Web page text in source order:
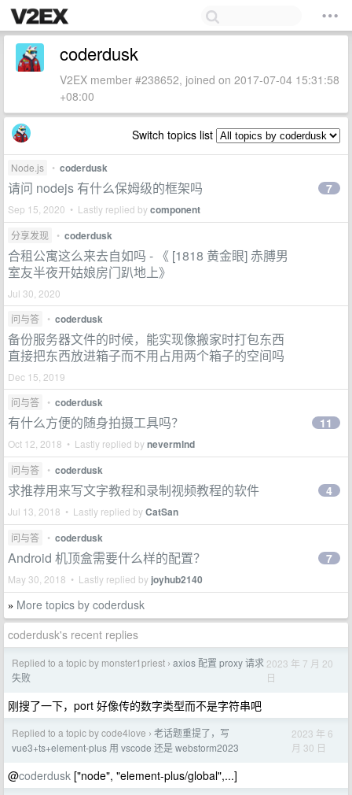
coderdusk
V2EX member #238652, joined on 2017-07-04 15:31:58
+08:00
Switch topics list
Node.js • coderdusk
请问 nodejs 有什么保姆级的框架吗
Sep 15, 2020 • Lastly replied bycomponent
7
分享发现 • coderdusk
合租公寓这么来去自如吗 - 《 [1818 黄金眼] 赤膊男
室友半夜开姑娘房门趴地上》
Jul 30, 2020
问与答
• coderdusk
备份服务器文件的时候，能实现像搬家时打包东西
直接把东西放进箱子而不用占用两个箱子的空间吗
Dec 15, 2019
问与答
• coderdusk
有什么方便的随身拍摄工具吗？
Oct 12, 2018 • Lastly replied bynevermlnd
11
问与答 • coderdusk
求推荐用来写文字教程和录制视频教程的软件
Jul 13, 2018 • Lastly replied byCatSan
4
问与答 • coderdusk
Android 机顶盒需要什么样的配置？
May 30, 2018 • Lastly replied by joyhub2140
7
» More topics by coderdusk
coderdusk's recent replies
Replied to a topic by monster1priest › axios 配置 proxy 请求
失败
2023 年 7 月 20
日
刚搜了一下，port 好像传的数字类型而不是字符串吧
Replied to a topic by code4love › 老话题重提了，写
vue3+ts+element-plus 用 vscode 还是 webstorm2023
2023 年 6
月 30 日
@coderdusk ["node", "element-plus/global",...]